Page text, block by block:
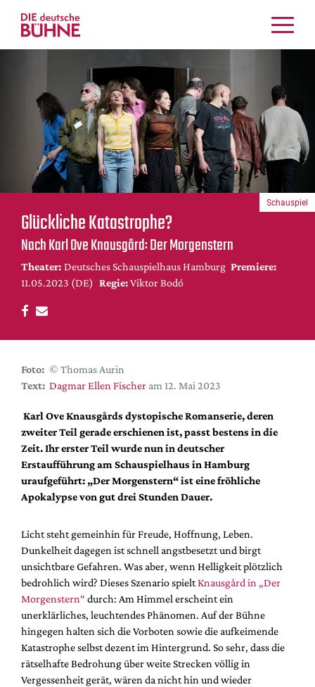
Schauspiel
Musiktheater
Tanz
Crossover
Bühnenwelt
Festivals & Veranstaltungen
Menschen & Theater
Themen
Internationales
Nachrufe
DdB-map
Premierensuche
Festival-Planer
Hefte
Alle Hefte
Leseproben
Podcast
Shop / Abo
Newsletter
Redaktion
Autor:innen
Partner
Mediadaten
Suche
Glückliche Katastrophe?
Nach Karl Ove Knausgård: Der Morgenstern
Theater: Deutsches Schauspielhaus Hamburg Premiere:
11.05.2023 (DE) Regie: Viktor Bodó
Schauspiel
Foto: © Thomas Aurin
Text: Dagmar Ellen Fischer am 12. Mai 2023
Karl Ove Knausgårds dystopische Romanserie, deren
zweiter Teil gerade erschienen ist, passt bestens in die
Zeit. Ihr erster Teil wurde nun in deutscher
Erstaufführung am Schauspielhaus in Hamburg
uraufgeführt: „Der Morgenstern“ ist eine fröhliche
Apokalypse von gut drei Stunden Dauer.
Licht steht gemeinhin für Freude, Hoffnung, Leben.
Dunkelheit dagegen ist schnell angstbesetzt und birgt
unsichtbare Gefahren. Was aber, wenn Helligkeit plötzlich
bedrohlich wird? Dieses Szenario spieltKnausgård in „Der
Morgenstern“ durch: Am Himmel erscheint ein
unerklärliches, leuchtendes Phänomen. Auf der Bühne
hingegen halten sich die Vorboten sowie die aufkeimende
Katastrophe selbst dezent im Hintergrund. So sehr, dass die
rätselhafte Bedrohung über weite Strecken völlig in
Vergessenheit gerät, wären da nicht hin und wieder